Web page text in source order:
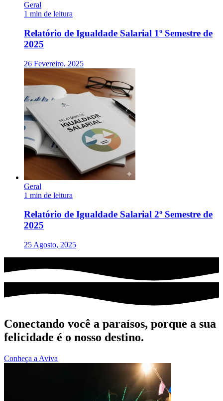
Geral
1 min de leitura
Relatório de Igualdade Salarial 1º Semestre de
2025
26 Fevereiro, 2025
Geral
1 min de leitura
Relatório de Igualdade Salarial 2º Semestre de
2025
25 Agosto, 2025
Conectando você a paraísos, porque a sua
felicidade é o nosso destino.
Conheça a Aviva